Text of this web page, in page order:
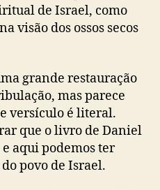
de Israel, como
visão dos ossos secos
grande restauração
mas parece
versículo é literal.
que o livro de Daniel
aqui podemos ter
povo de Israel.